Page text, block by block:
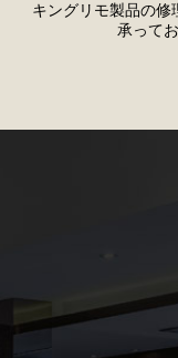
キングリモ製品の修
承って